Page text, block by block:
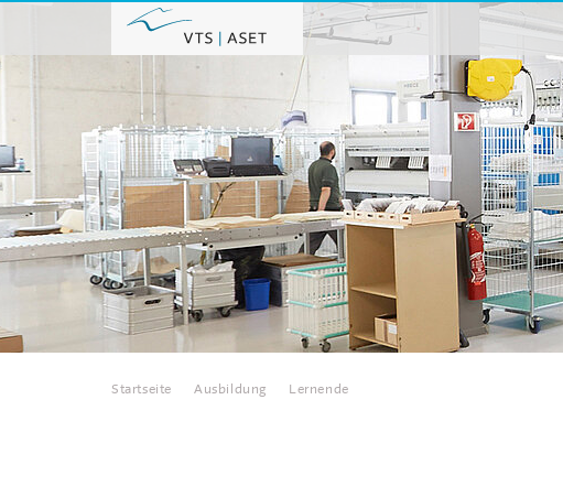
Home
Startseite Ausbildung Lernende